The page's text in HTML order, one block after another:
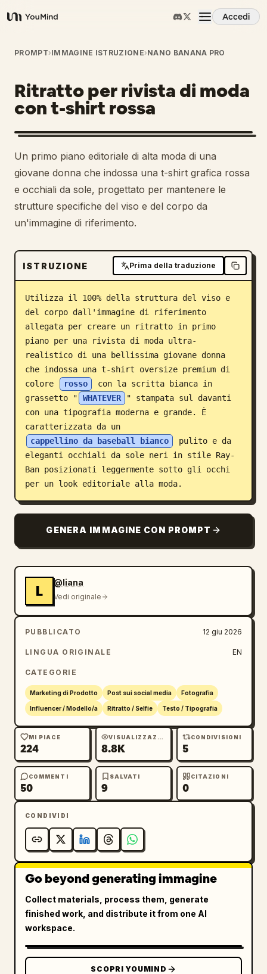
YouMind
Accedi
Panoramica
Casi d'uso
Abilità
Prompt
Prezzi
Blog
Aggiornamenti
PROMPT›IMMAGINE ISTRUZIONE›NANO BANANA PRO
Ritratto per rivista di moda
con t-shirt rossa
Un primo piano editoriale di alta moda di una
giovane donna che indossa una t-shirt grafica rossa
e occhiali da sole, progettato per mantenere le
strutture specifiche del viso e del corpo da
un'immagine di riferimento.
ISTRUZIONE Prima della traduzione
Utilizza il 100% della struttura del viso e
del corpo dall'immagine di riferimento
allegata per creare un ritratto in primo
piano per una rivista di moda ultra-
realistico di una bellissima giovane donna
che indossa una t-shirt oversize premium di
colore
rosso
con la scritta bianca in
grassetto "
WHATEVER
" stampata sul davanti
con una tipografia moderna e grande. È
caratterizzata da un
cappellino da baseball bianco
pulito e da
eleganti occhiali da sole neri in stile Ray-
Ban posizionati leggermente sotto gli occhi
per un look editoriale alla moda.
GENERA IMMAGINE CON PROMPT
L
@liana
Vedi originale
PUBBLICATO 12 giu 2026
LINGUA ORIGINALE EN
CATEGORIE
Marketing di Prodotto Post sui social media Fotografia
Influencer / Modello/a Ritratto / Selfie Testo / Tipografia
MI PIACE
224
VISUALIZZAZIONI
8.8K
CONDIVISIONI
5
COMMENTI
50
SALVATI
9
CITAZIONI
0
CONDIVIDI
Go beyond generating immagine
Collect materials, process them, generate
finished work, and distribute it from one AI
workspace.
SCOPRI YOUMIND